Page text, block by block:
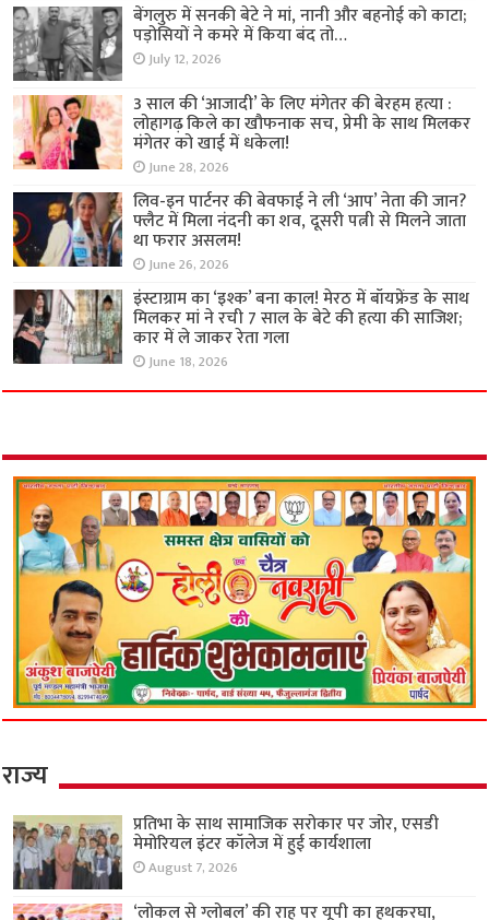
बेंगलुरु में सनकी बेटे ने मां, नानी और बहनोई को काटा;
पड़ोसियों ने कमरे में किया बंद तो…
July 12, 2026
3 साल की ‘आजादी’ के लिए मंगेतर की बेरहम हत्या :
लोहागढ़ किले का खौफनाक सच, प्रेमी के साथ मिलकर
मंगेतर को खाई में धकेला!
June 28, 2026
लिव-इन पार्टनर की बेवफाई ने ली ‘आप’ नेता की जान?
फ्लैट में मिला नंदनी का शव, दूसरी पत्नी से मिलने जाता
था फरार असलम!
June 26, 2026
इंस्टाग्राम का ‘इश्क’ बना काल! मेरठ में बॉयफ्रेंड के साथ
मिलकर मां ने रची 7 साल के बेटे की हत्या की साजिश;
कार में ले जाकर रेता गला
June 18, 2026
राज्य
प्रतिभा के साथ सामाजिक सरोकार पर जोर, एसडी
मेमोरियल इंटर कॉलेज में हुई कार्यशाला
August 7, 2026
‘लोकल से ग्लोबल’ की राह पर यूपी का हथकरघा,